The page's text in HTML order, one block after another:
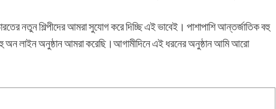
নতুন শিল্পীদের আমরা সুযোগ করে দিচ্ছি এই ভাবেই। পাশাপাশি আন্তর্জাতিক বহু
অন লাইন অনুষ্ঠান আমরা করেছি।আগামীদিনে এই ধরনের অনুষ্ঠান আমি আরো